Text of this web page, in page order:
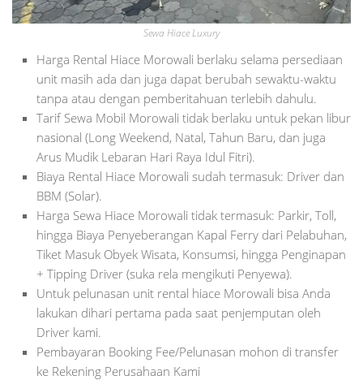
Sewa Hiace Luxury
Harga Rental Hiace Morowali berlaku selama persediaan
unit masih ada dan juga dapat berubah sewaktu-waktu
tanpa atau dengan pemberitahuan terlebih dahulu.
Tarif Sewa Mobil Morowali tidak berlaku untuk pekan libur
nasional (Long Weekend, Natal, Tahun Baru, dan juga
Arus Mudik Lebaran Hari Raya Idul Fitri).
Biaya Rental Hiace Morowali sudah termasuk: Driver dan
BBM (Solar).
Harga Sewa Hiace Morowali tidak termasuk: Parkir, Toll,
hingga Biaya Penyeberangan Kapal Ferry dari Pelabuhan,
Tiket Masuk Obyek Wisata, Konsumsi, hingga Penginapan
+ Tipping Driver (suka rela mengikuti Penyewa).
Untuk pelunasan unit rental hiace Morowali bisa Anda
lakukan dihari pertama pada saat penjemputan oleh
Driver kami.
Pembayaran Booking Fee/Pelunasan mohon di transfer
ke Rekening Perusahaan Kami